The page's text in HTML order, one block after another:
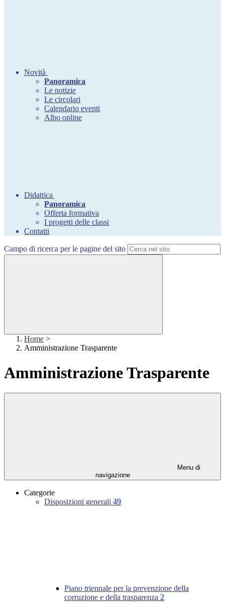
Novità
Panoramica
Le notizie
Le circolari
Calendario eventi
Albo online
Didattica
Panoramica
Offerta formativa
I progetti delle classi
Contatti
Campo di ricerca per le pagine del sito
Home >
Amministrazione Trasparente
Amministrazione Trasparente
Menu di
navigazione
Categorie
Disposizioni generali 49
Piano triennale per la prevenzione della
corruzione e della trasparenza 2